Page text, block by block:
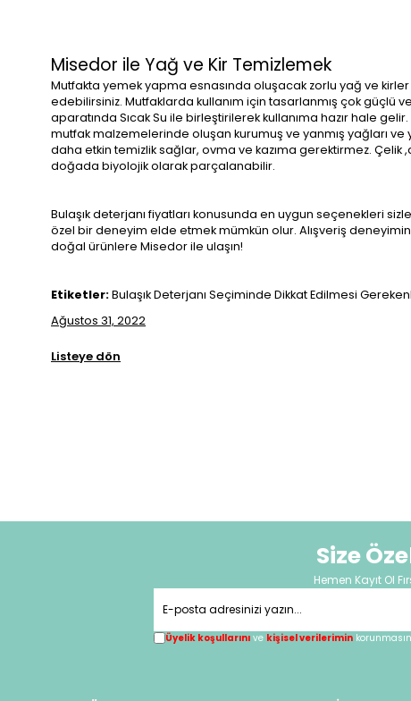
Misedor ile Yağ ve Kir Temizlemek
Mutfakta yemek yapma esnasında oluşacak zorlu yağ ve kirler
edebilirsiniz. Mutfaklarda kullanım için tasarlanmış çok güçlü
aparatında Sıcak Su ile birleştirilerek kullanıma hazır hale
mutfak malzemelerinde oluşan kurumuş ve yanmış yağları ve
daha etkin temizlik sağlar, ovma ve kazıma gerektirmez.
doğada biyolojik olarak parçalanabilir.
Bulaşık deterjanı fiyatları konusunda en uygun seçenekleri
özel bir deneyim elde etmek mümkün olur. Alışveriş
doğal ürünlere Misedor ile ulaşın!
Etiketler:Bulaşık Deterjanı Seçiminde Dikkat Edilmesi
Ağustos 31, 2022
Listeye dön
Size
Hemen Kayıt Ol
Üyelik koşullarını ve kişisel verilerimin